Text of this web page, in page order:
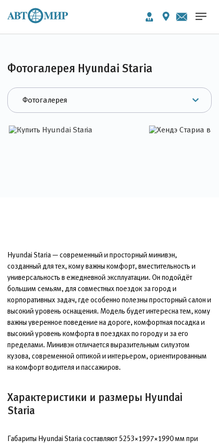
Фотогалерея Hyundai Staria
Hyundai Staria — современный и просторный минивэн,
созданный для тех, кому важны комфорт, вместительность и
универсальность в ежедневной эксплуатации. Он подойдёт
большим семьям, для совместных поездок за город и
корпоративных задач, где особенно полезны просторный салон и
высокий уровень оснащения. Модель будет интересна тем, кому
важны уверенное поведение на дороге, комфортная посадка и
высокий уровень комфорта в поездках по городу и за его
пределами. Минивэн отличается выразительным силуэтом
кузова, современной оптикой и интерьером, ориентированным
на комфорт водителя и пассажиров.
Характеристики и размеры Hyundai
Staria
Габариты Hyundai Staria составляют 5253×1997×1990 мм при